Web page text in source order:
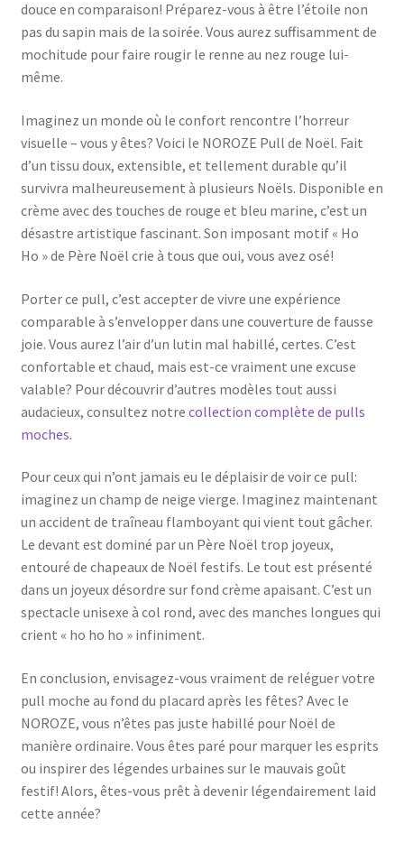
douce en comparaison! Préparez-vous à être l’étoile non
pas du sapin mais de la soirée. Vous aurez suffisamment de
mochitude pour faire rougir le renne au nez rouge lui-
même.
Imaginez un monde où le confort rencontre l’horreur
visuelle – vous y êtes? Voici le NOROZE Pull de Noël. Fait
d’un tissu doux, extensible, et tellement durable qu’il
survivra malheureusement à plusieurs Noëls. Disponible en
crème avec des touches de rouge et bleu marine, c’est un
désastre artistique fascinant. Son imposant motif « Ho
Ho » de Père Noël crie à tous que oui, vous avez osé!
Porter ce pull, c’est accepter de vivre une expérience
comparable à s’envelopper dans une couverture de fausse
joie. Vous aurez l’air d’un lutin mal habillé, certes. C’est
confortable et chaud, mais est-ce vraiment une excuse
valable? Pour découvrir d’autres modèles tout aussi
audacieux, consultez notre collection complète de pulls
moches.
Pour ceux qui n’ont jamais eu le déplaisir de voir ce pull:
imaginez un champ de neige vierge. Imaginez maintenant
un accident de traîneau flamboyant qui vient tout gâcher.
Le devant est dominé par un Père Noël trop joyeux,
entouré de chapeaux de Noël festifs. Le tout est présenté
dans un joyeux désordre sur fond crème apaisant. C’est un
spectacle unisexe à col rond, avec des manches longues qui
crient « ho ho ho » infiniment.
En conclusion, envisagez-vous vraiment de reléguer votre
pull moche au fond du placard après les fêtes? Avec le
NOROZE, vous n’êtes pas juste habillé pour Noël de
manière ordinaire. Vous êtes paré pour marquer les esprits
ou inspirer des légendes urbaines sur le mauvais goût
festif! Alors, êtes-vous prêt à devenir légendairement laid
cette année?